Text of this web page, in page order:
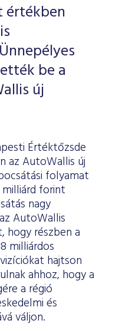
értékben
be a
új
Értéktőzsde
az AutoWallis új
folyamat
milliárd forint
nagy
AutoWallis
hogy részben a
milliárdos
hajtson
ahhoz, hogy a
a régió
és
váljon.